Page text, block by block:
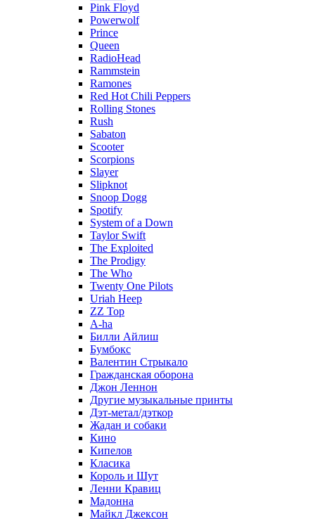
Pink Floyd
Powerwolf
Prince
Queen
RadioHead
Rammstein
Ramones
Red Hot Chili Peppers
Rolling Stones
Rush
Sabaton
Scooter
Scorpions
Slayer
Slipknot
Snoop Dogg
Spotify
System of a Down
Taylor Swift
The Exploited
The Prodigy
The Who
Twenty One Pilots
Uriah Heep
ZZ Top
А-ha
Билли Айлиш
Бумбокс
Валентин Стрыкало
Гражданская оборона
Джон Леннон
Другие музыкальные принты
Дэт-метал/дэткор
Жадан и собаки
Кино
Кипелов
Класика
Король и Шут
Ленни Кравиц
Мадонна
Майкл Джексон